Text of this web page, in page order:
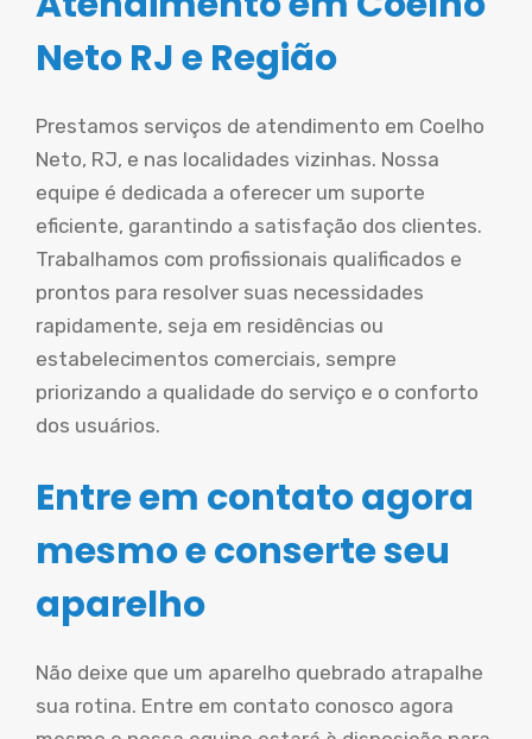
Neto RJ e Região
Prestamos serviços de atendimento em Coelho
Neto, RJ, e nas localidades vizinhas. Nossa
equipe é dedicada a oferecer um suporte
eficiente, garantindo a satisfação dos clientes.
Trabalhamos com profissionais qualificados e
prontos para resolver suas necessidades
rapidamente, seja em residências ou
estabelecimentos comerciais, sempre
priorizando a qualidade do serviço e o conforto
dos usuários.
Entre em contato agora
mesmo e conserte seu
aparelho
Não deixe que um aparelho quebrado atrapalhe
sua rotina. Entre em contato conosco agora